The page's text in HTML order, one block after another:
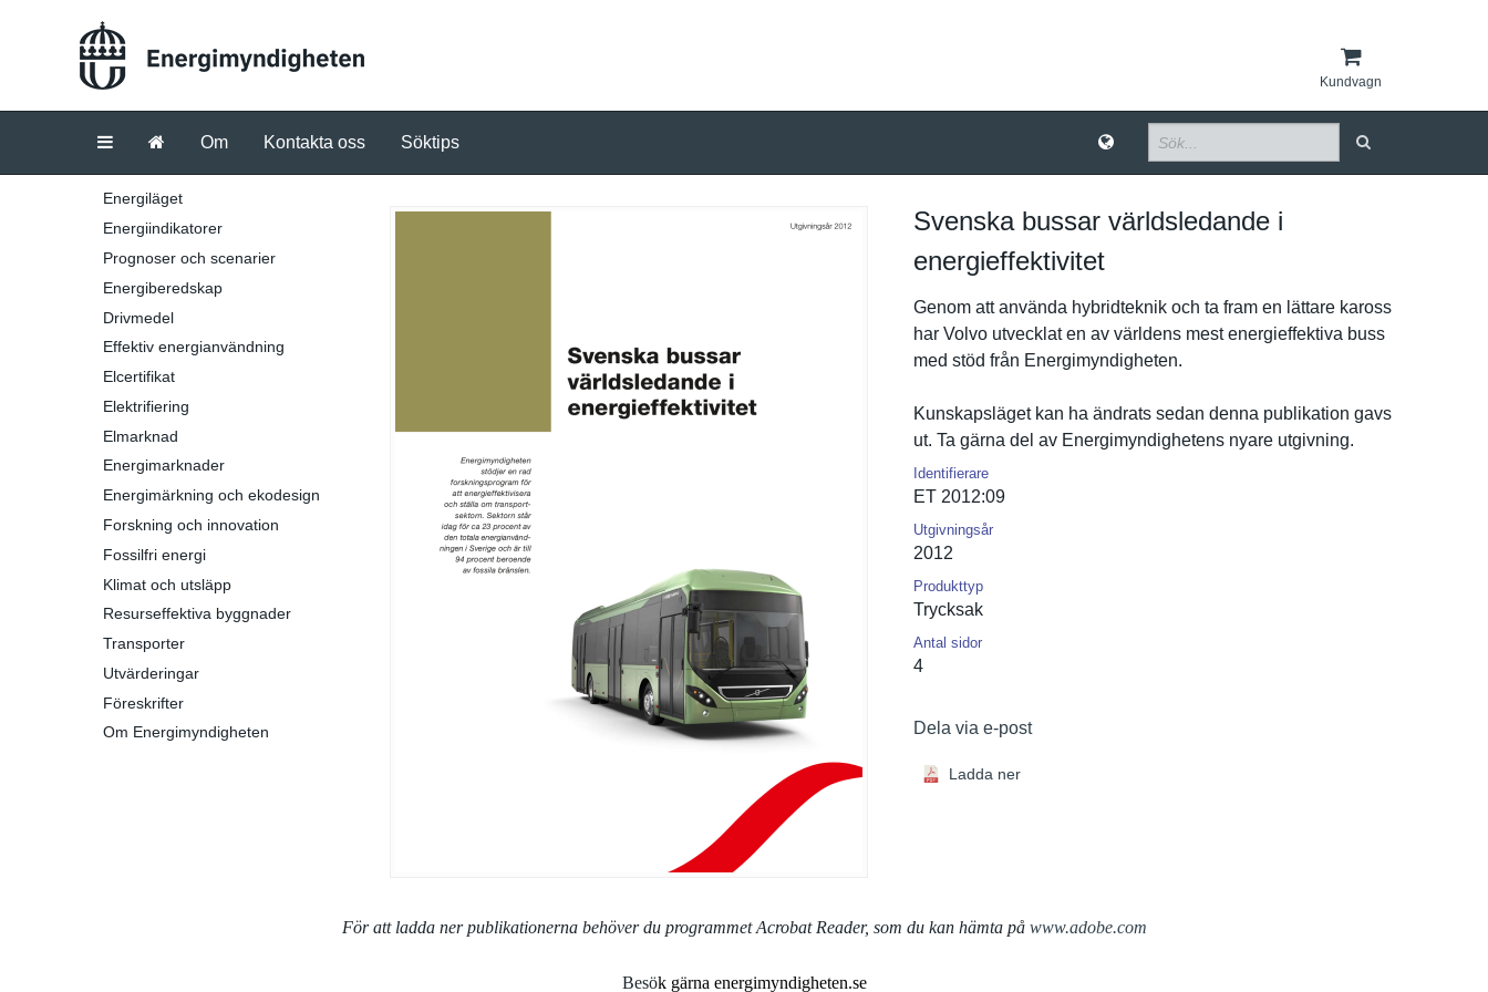
Kundvagn
Om Kontakta oss Söktips
Energiläget
Energiindikatorer
Prognoser och scenarier
Energiberedskap
Drivmedel
Effektiv energianvändning
Elcertifikat
Elektrifiering
Elmarknad
Energimarknader
Energimärkning och ekodesign
Forskning och innovation
Fossilfri energi
Klimat och utsläpp
Resurseffektiva byggnader
Transporter
Utvärderingar
Föreskrifter
Om Energimyndigheten
Svenska bussar världsledande i
energieffektivitet
Genom att använda hybridtekn­ik och ta fram en lättare kaross
har Volvo utvecklat en av världens mest energieffe­ktiva buss
med stöd från Energimynd­igheten.
Kunskapslä­get kan ha ändrats sedan denna publikatio­n gavs
ut. Ta gärna del av Energimynd­ighetens nyare utgivning.
Identifierare
ET 2012:09
Utgivningsår
2012
Produkttyp
Trycksak
Antal sidor
4
Dela via e-post
Ladda ner
För att ladda ner publikationerna behöver du programmet Acrobat Reader, som du kan hämta på www.adobe.com
Besök gärna energimyndigheten.se